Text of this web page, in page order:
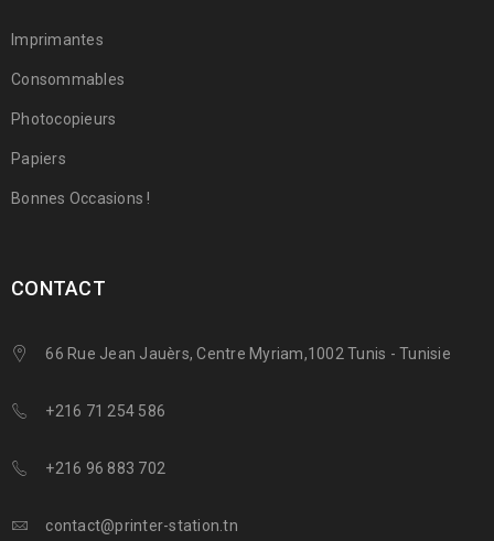
Imprimantes
Consommables
Photocopieurs
Papiers
Bonnes Occasions !
CONTACT
66 Rue Jean Jauèrs, Centre Myriam,1002 Tunis - Tunisie
+216 71 254 586
+216 96 883 702
contact@printer-station.tn